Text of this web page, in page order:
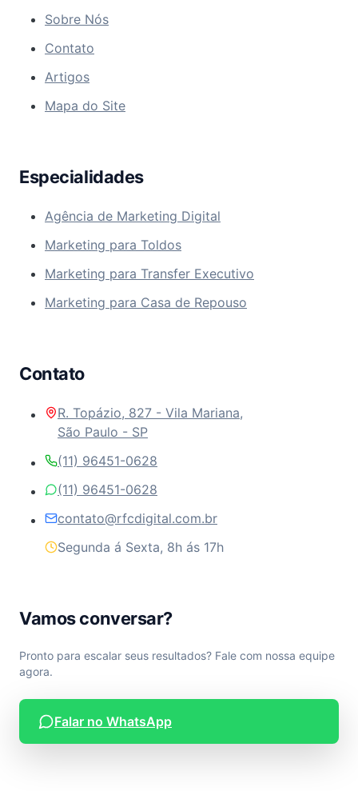
Sobre Nós
Contato
Artigos
Mapa do Site
Especialidades
Agência de Marketing Digital
Marketing para Toldos
Marketing para Transfer Executivo
Marketing para Casa de Repouso
Contato
R. Topázio, 827 - Vila Mariana,
São Paulo - SP
(11) 96451-0628
(11) 96451-0628
contato@rfcdigital.com.br
Segunda á Sexta, 8h ás 17h
Vamos conversar?
Pronto para escalar seus resultados? Fale com nossa equipe
agora.
Falar no WhatsApp